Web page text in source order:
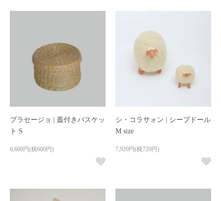
ブラセージョ | 蓋付きバスケッ
ト S
6,600円(税600円)
シ・コラサォン | シープドール
M size
7,920円(税720円)